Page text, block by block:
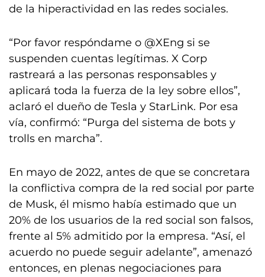
de la hiperactividad en las redes sociales.
“Por favor respóndame o @XEng si se
suspenden cuentas legítimas. X Corp
rastreará a las personas responsables y
aplicará toda la fuerza de la ley sobre ellos”,
aclaró el dueño de Tesla y StarLink. Por esa
vía, confirmó: “Purga del sistema de bots y
trolls en marcha”.
En mayo de 2022, antes de que se concretara
la conflictiva compra de la red social por parte
de Musk, él mismo había estimado que un
20% de los usuarios de la red social son falsos,
frente al 5% admitido por la empresa. “Así, el
acuerdo no puede seguir adelante”, amenazó
entonces, en plenas negociaciones para